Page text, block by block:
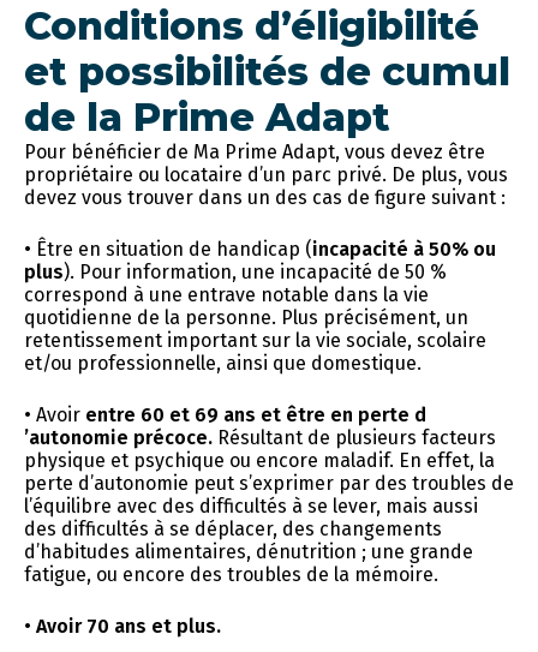
Conditions d’éligibilité
et possibilités de cumul
de la Prime Adapt
Pour bénéficier de Ma Prime Adapt, vous devez être
propriétaire ou locataire d’un parc privé. De plus, vous
devez vous trouver dans un des cas de figure suivant :
• Être en situation de handicap (incapacité à 50% ou
plus). Pour information, une incapacité de 50 %
correspond à une entrave notable dans la vie
quotidienne de la personne. Plus précisément, un
retentissement important sur la vie sociale, scolaire
et/ou professionnelle, ainsi que domestique.
• Avoir entre 60 et 69 ans et être en perte d
’autonomie précoce. Résultant de plusieurs facteurs
physique et psychique ou encore maladif. En effet, la
perte d’autonomie peut s’exprimer par des troubles de
l’équilibre avec des difficultés à se lever, mais aussi
des difficultés à se déplacer, des changements
d’habitudes alimentaires, dénutrition ; une grande
fatigue, ou encore des troubles de la mémoire.
• Avoir 70 ans et plus.